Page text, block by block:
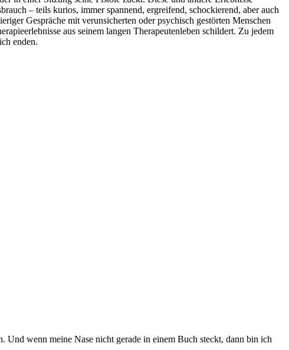
– teils kurios, immer spannend, ergreifend, schockierend, aber auch
Gespräche mit verunsicherten oder psychisch gestörten Menschen
aus seinem langen Therapeutenleben schildert. Zu jedem
enden.
wenn meine Nase nicht gerade in einem Buch steckt, dann bin ich